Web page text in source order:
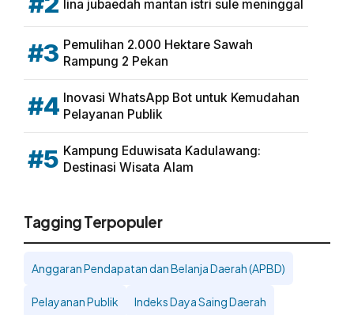
lina jubaedah mantan istri sule meninggal
#3 Pemulihan 2.000 Hektare Sawah
Rampung 2 Pekan
#4 Inovasi WhatsApp Bot untuk Kemudahan
Pelayanan Publik
#5 Kampung Eduwisata Kadulawang:
Destinasi Wisata Alam
Tagging Terpopuler
Anggaran Pendapatan dan Belanja Daerah (APBD)
Pelayanan Publik Indeks Daya Saing Daerah